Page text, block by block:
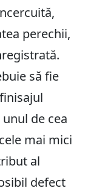
perechii,
să fie
de cea
mai mici
al
defect